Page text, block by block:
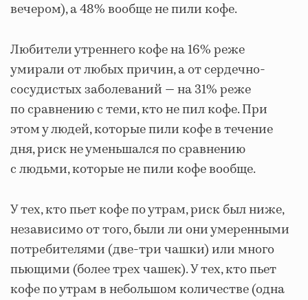
вечером), а 48% вообще не пили кофе.
Любители утреннего кофе на 16% реже
умирали от любых причин, а от сердечно-
сосудистых заболеваний — на 31% реже
по сравнению с теми, кто не пил кофе. При
этом у людей, которые пили кофе в течение
дня, риск не уменьшался по сравнению
с людьми, которые не пили кофе вообще.
У тех, кто пьет кофе по утрам, риск был ниже,
независимо от того, были ли они умеренными
потребителями (две-три чашки) или много
пьющими (более трех чашек). У тех, кто пьет
кофе по утрам в небольшом количестве (одна